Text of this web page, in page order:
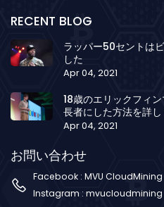
RECENT BLOG
ラッパー50セントは
した
Apr 04, 2021
18歳のエリックフィ
長者にした方法を詳
Apr 04, 2021
お問い合わせ
Facebook : MVU CloudMining
Instagram : mvucloudmining